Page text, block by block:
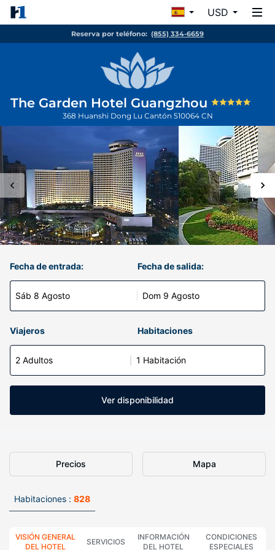
USD
Reserva por teléfono: (855) 334-6659
The Garden Hotel Guangzhou
368 Huanshi Dong Lu Cantón 510064 CN
Fecha de entrada:
Sáb 8 Agosto
Fecha de salida:
Dom 9 Agosto
Viajeros Habitaciones
2 Adultos 1 Habitación
Ver disponibilidad
Precios Mapa
Habitaciones : 828
VISIÓN GENERAL
DEL HOTEL
SERVICIOS
INFORMACIÓN
DEL HOTEL
CONDICIONES
ESPECIALES